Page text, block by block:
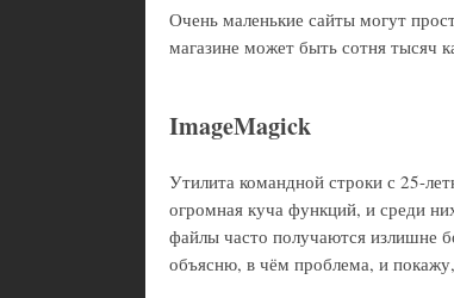
Очень маленькие сайты могут
магазине может быть сотня тысяч
ImageMagick
Утилита командной строки с 25-
огромная куча функций, и среди
файлы часто получаются излишне
объясню, в чём проблема, и